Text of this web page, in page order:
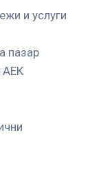
и услуги
пазар
АЕК